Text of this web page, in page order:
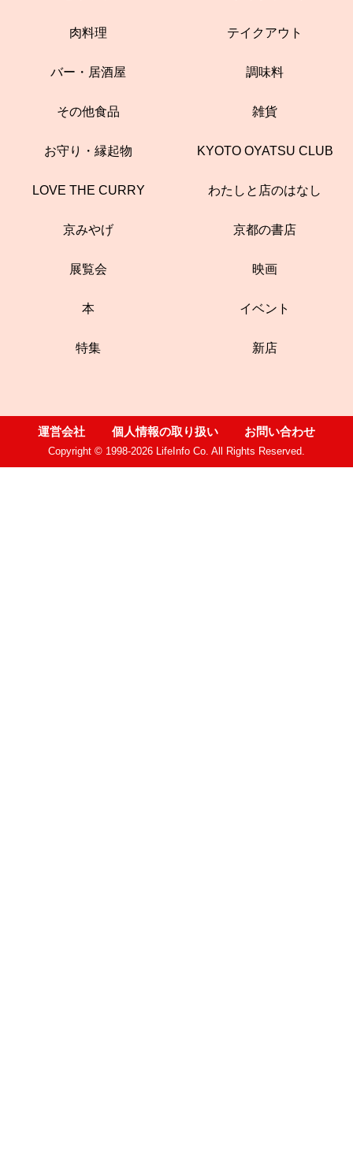
肉料理 テイクアウト
バー・居酒屋 調味料
その他食品 雑貨
お守り・縁起物 KYOTO OYATSU CLUB
LOVE THE CURRY わたしと店のはなし
京みやげ 京都の書店
展覧会 映画
本 イベント
特集 新店
運営会社 個人情報の取り扱い お問い合わせ
Copyright © 1998-2026 LifeInfo Co. All Rights Reserved.